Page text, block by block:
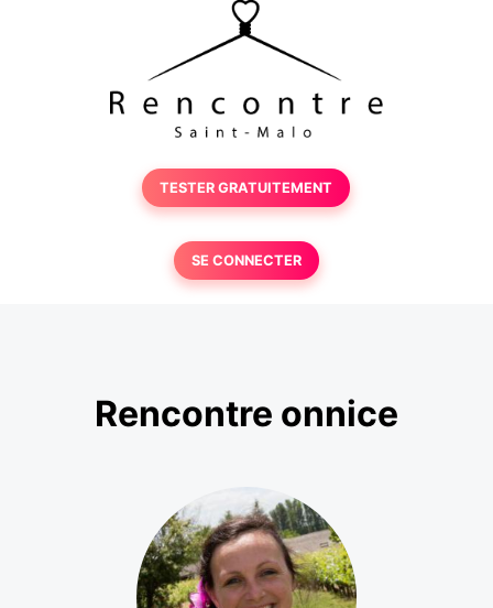
TESTER GRATUITEMENT
SE CONNECTER
Rencontre onnice